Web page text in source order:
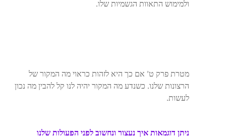
ולמימוש התאוות הגשמיות שלו.
מטרת פרק ט’ אם כך היא לזהות כראוי מה המקור של
הרצונות שלנו. כשנדע מה המקור יהיה לנו קל להבין מה נכון
לעשות.
ניתן דוגמאות איך נעצור ונחשוב לפני הפעולות שלנו